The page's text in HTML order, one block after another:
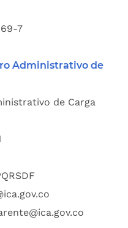
7
Administrativo de
de Carga